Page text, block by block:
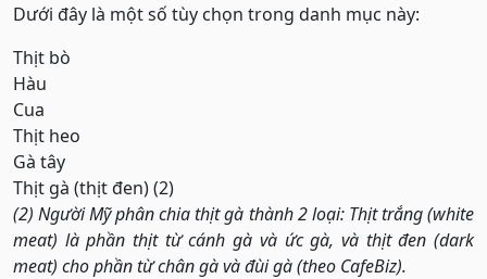
Dưới đây là một số tùy chọn trong danh mục này:
Thịt bò
Hàu
Cua
Thịt heo
Gà tây
Thịt gà (thịt đen) (2)
(2) Người Mỹ phân chia thịt gà thành 2 loại: Thịt trắng (white
meat) là phần thịt từ cánh gà và ức gà, và thịt đen (dark
meat) cho phần từ chân gà và đùi gà (theo CafeBiz).